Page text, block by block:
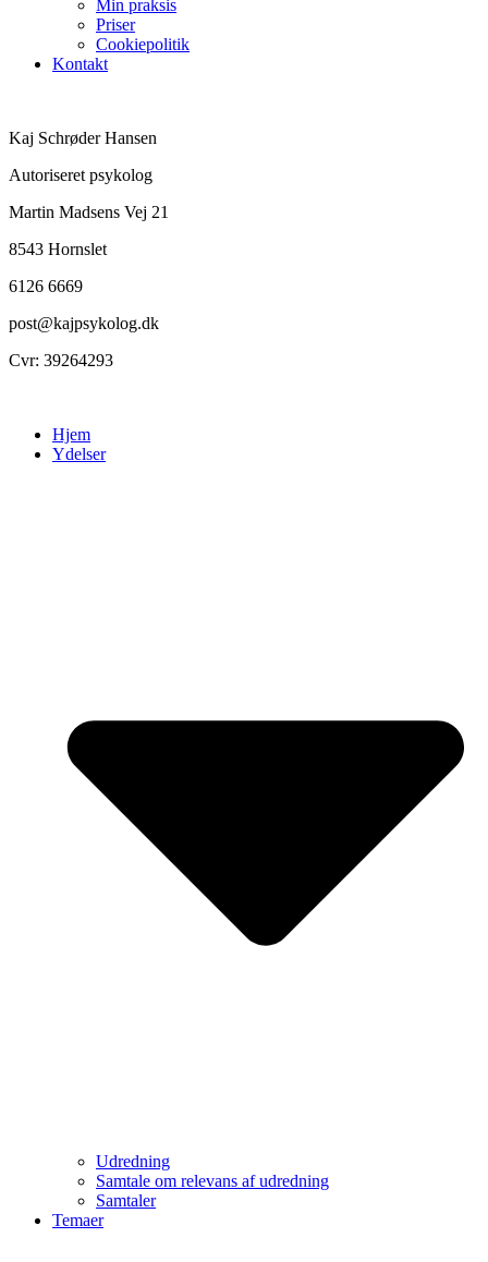
Min praksis
Priser
Cookiepolitik
Kontakt
Kaj Schrøder Hansen
Autoriseret psykolog
Martin Madsens Vej 21
8543 Hornslet
6126 6669
post@kajpsykolog.dk
Cvr: 39264293
Hjem
Ydelser
Udredning
Samtale om relevans af udredning
Samtaler
Temaer